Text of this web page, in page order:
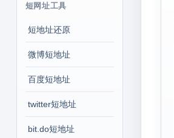
短网址工具
短地址还原
微博短地址
百度短地址
twitter短地址
bit.do短地址